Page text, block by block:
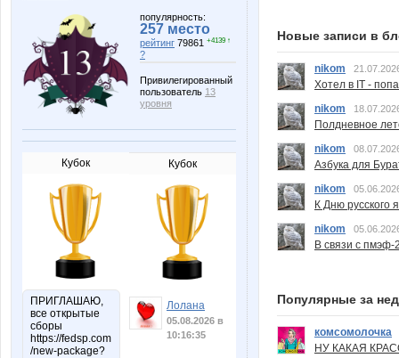
популярность:
257 место
рейтинг 79861 +4139 ↑
?
Привилегированный
пользователь 13
уровня
Кубок
ПРИГЛАШАЮ,
все открытые
сборы
https://fedsp.com
/new-package?
Кубок
Лолана
05.08.2026 в
10:16:35
Новые записи в
nikom
Хотел в IT -
nikom
Полдневное
nikom
Азбука для
nikom
К Дню русского
nikom
В связи с пмэф-
Популярные за
комсомолочка
НУ КАКАЯ